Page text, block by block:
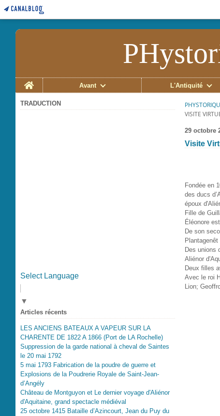
Home
Avant L'Antiquité
TRADUCTION
Select Language
▼
Articles récents
LES ANCIENS BATEAUX A VAPEUR SUR LA
CHARENTE DE 1822 A 1866 (Port de LA Rochelle)
Suppression de la garde national à cheval de Saintes
le 20 mai 1792
5 mai 1793 Fabrication de la poudre de guerre et
Explosions de la Poudrerie Royale de Saint-Jean-
d’Angély
Château de Montguyon et Le dernier voyage d'Aliénor
d'Aquitaine, grand spectacle médiéval
25 octobre 1415 Bataille d’Azincourt, Jean du Puy du
VISITE
29 octobre
Visite
Fondée en
des ducs
époux
Fille de
Éléonore
De son
Des unions
Aliénor
Deux filles
Avec le roi
Lion;